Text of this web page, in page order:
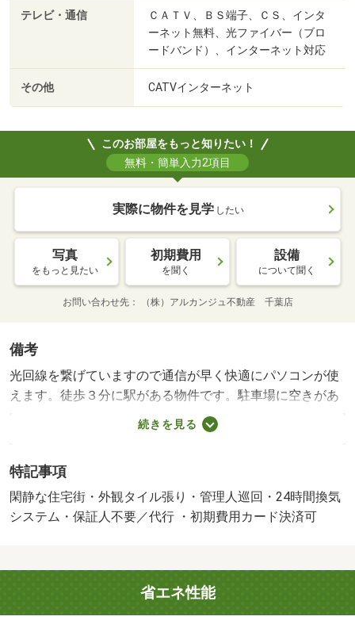
テレビ・通信
ＣＡＴＶ、ＢＳ端子、ＣＳ、インタ
ーネット無料、光ファイバー（ブロ
ードバンド）、インターネット対応
その他 CATVインターネット
このお部屋をもっと知りたい！
無料・簡単入力2項目
実際に物件を見学 したい
写真
をもっと見たい
初期費用
を聞く
設備
について聞く
お問い合わせ先 （株）アルカンジュ不動産 千葉店
備考
光回線を繋げていますので通信が早く快適にパソコンが使
えます。徒歩３分に駅がある物件です。駐車場に空きがあ
るので車を駐車するスペースにお困りの方にもお薦めで
す。予め照明が設置されていて、引越しでの負担が減りま
を選べる物件です。暮らしを豊かにするＢＳ・ＣＳに対応
しています。収納はクロゼット・シューズボックス・全居
室収納など豊富なので、衣類や履き物の整理がしやすく便
内設備は洗面化粧台・浴室乾燥機など大変充実しておりま
す。宅配ボックスがあるので宅配業者を装った不審者が心
配な方でも、玄関先で荷物を受け取る必要がなくなるため
続きを見る
特記事項
閑静な住宅街・外観タイル張り・管理人巡回・24時間換気
システム・保証人不要／代行 ・初期費用カード決済可
省エネ性能